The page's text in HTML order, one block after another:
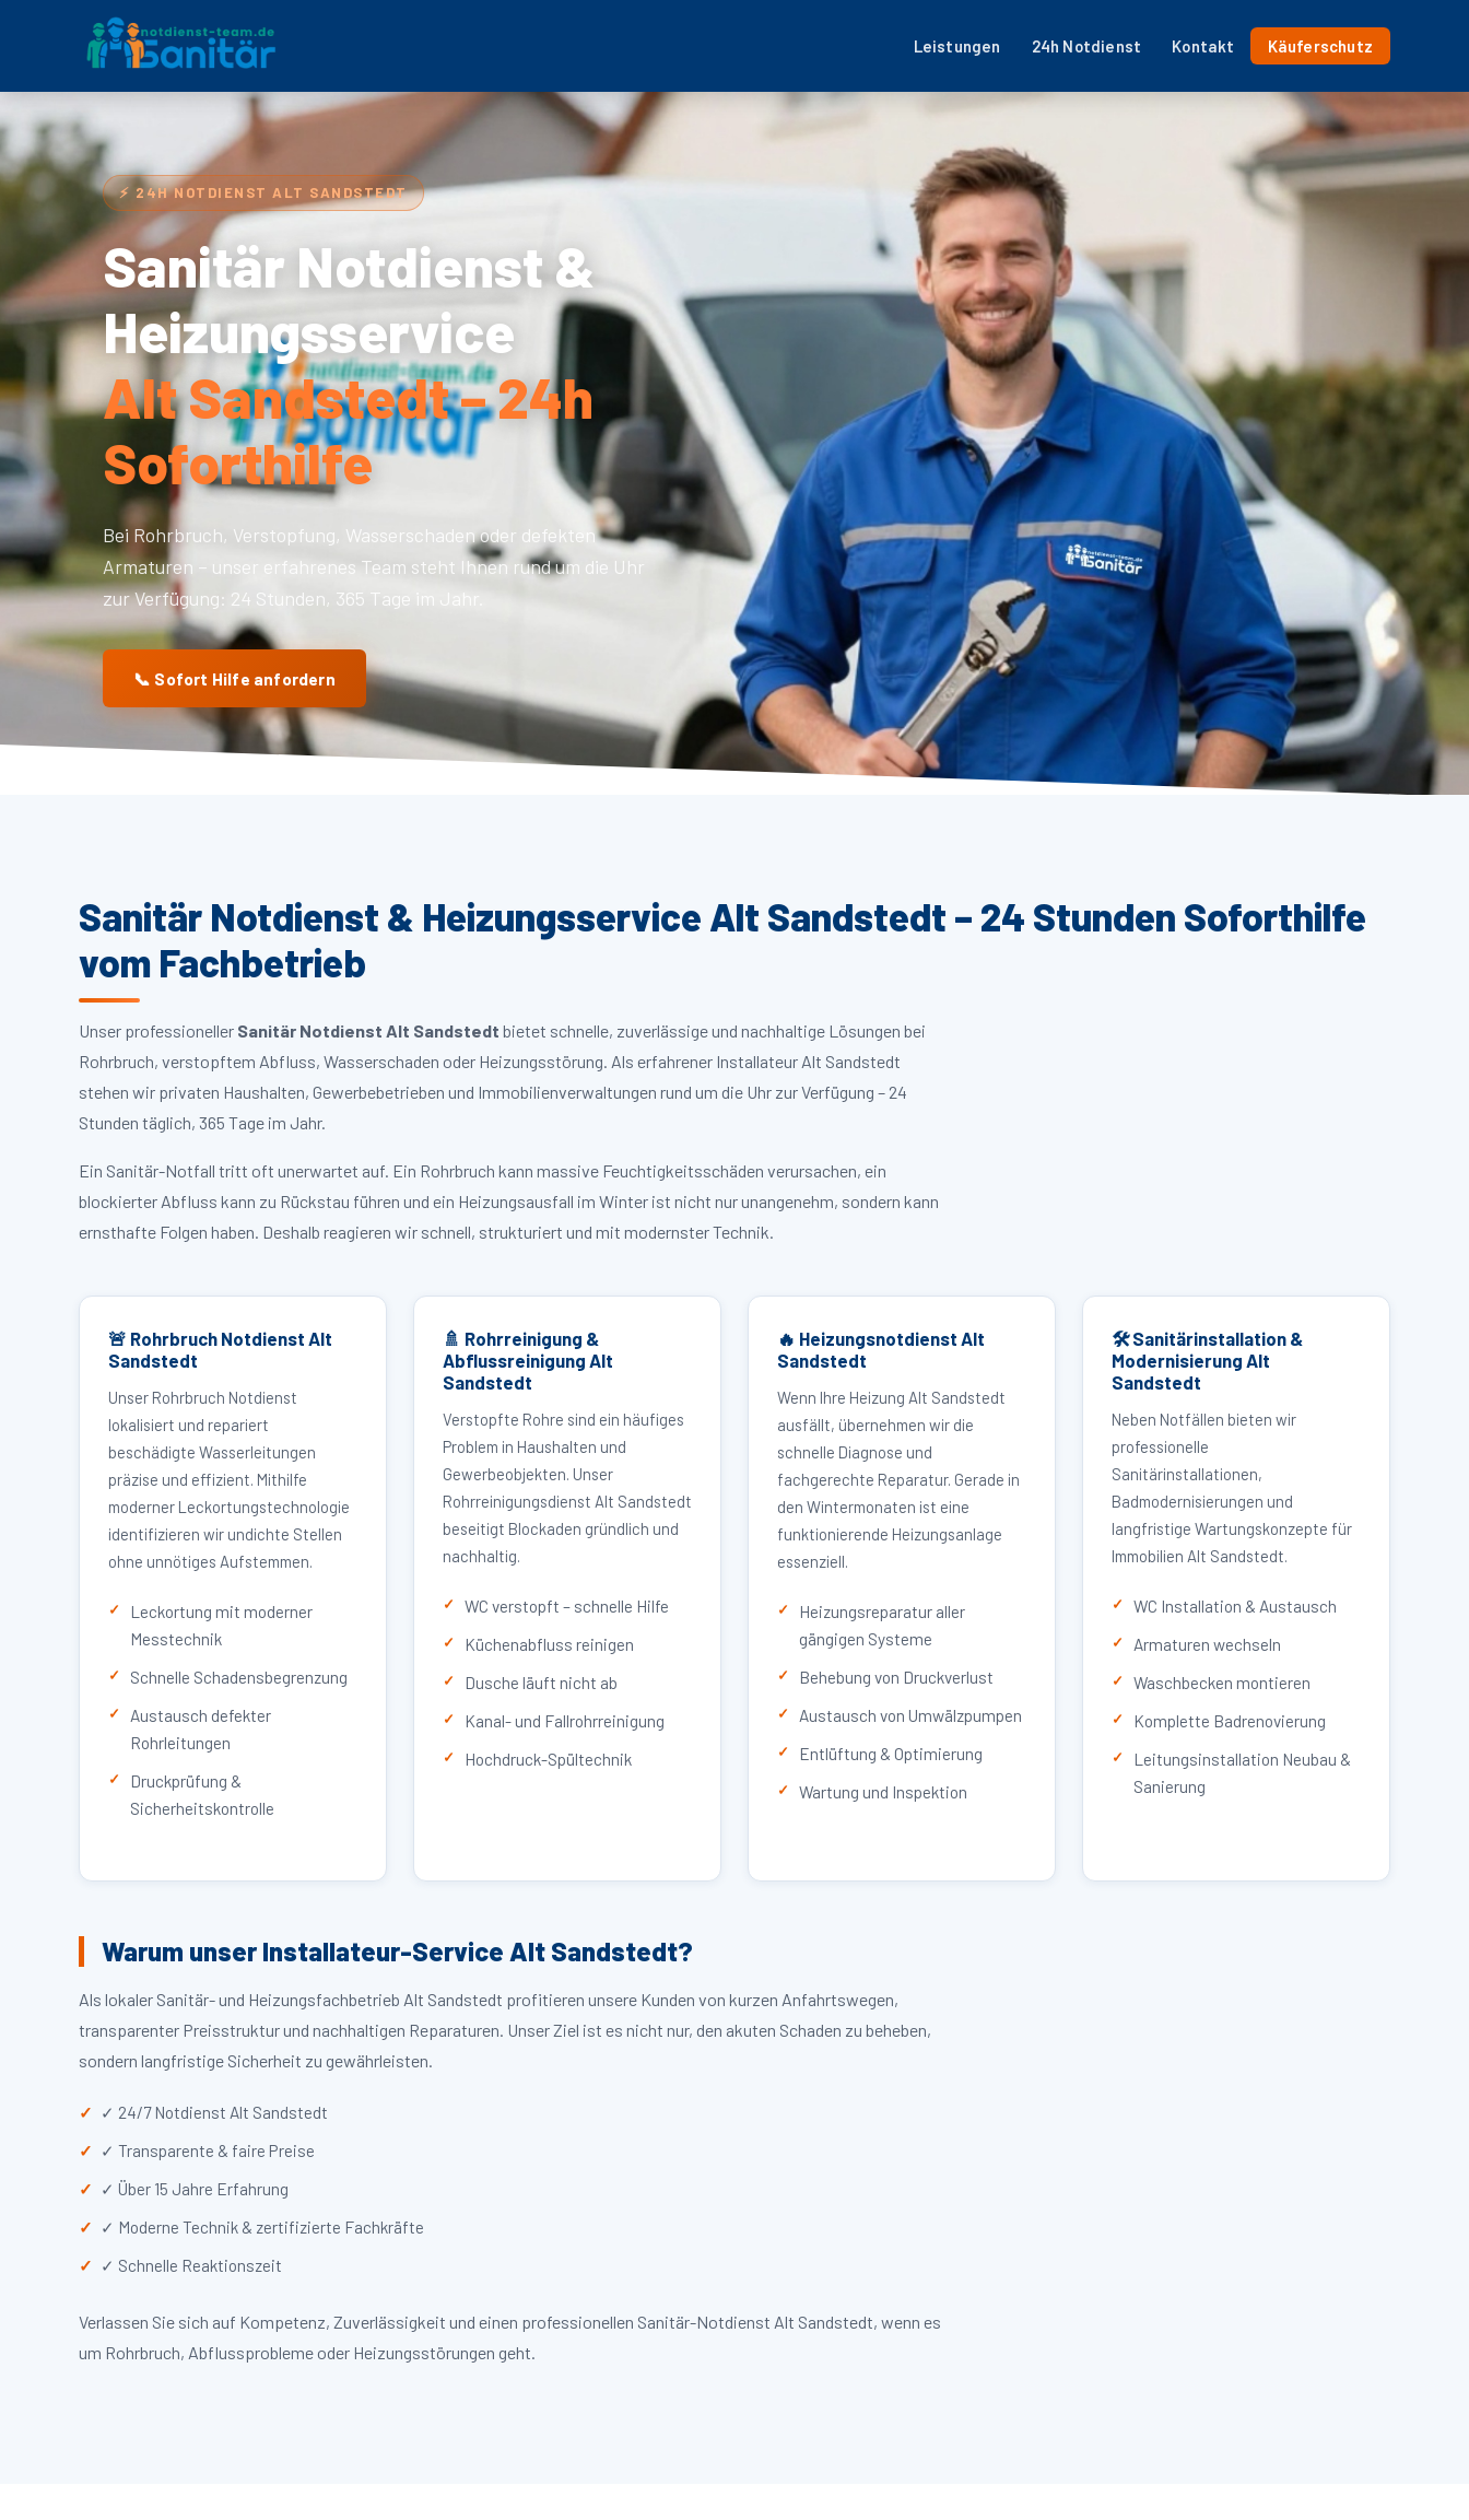
Leistungen 24h Notdienst Kontakt Käuferschutz
⚡ 24H NOTDIENST ALT SANDSTEDT
Sanitär Notdienst &
Heizungsservice
Alt Sandstedt – 24h
Soforthilfe
Bei Rohrbruch, Verstopfung, Wasserschaden oder defekten
Armaturen – unser erfahrenes Team steht Ihnen rund um die Uhr
zur Verfügung: 24 Stunden, 365 Tage im Jahr.
📞 Sofort Hilfe anfordern
Sanitär Notdienst & Heizungsservice Alt Sandstedt – 24 Stunden Soforthilfe
vom Fachbetrieb
Unser professioneller Sanitär Notdienst Alt Sandstedt bietet schnelle, zuverlässige und nachhaltige Lösungen bei
Rohrbruch, verstopftem Abfluss, Wasserschaden oder Heizungsstörung. Als erfahrener Installateur Alt Sandstedt
stehen wir privaten Haushalten, Gewerbebetrieben und Immobilienverwaltungen rund um die Uhr zur Verfügung – 24
Stunden täglich, 365 Tage im Jahr.
Ein Sanitär-Notfall tritt oft unerwartet auf. Ein Rohrbruch kann massive Feuchtigkeitsschäden verursachen, ein
blockierter Abfluss kann zu Rückstau führen und ein Heizungsausfall im Winter ist nicht nur unangenehm, sondern kann
ernsthafte Folgen haben. Deshalb reagieren wir schnell, strukturiert und mit modernster Technik.
🚨 Rohrbruch Notdienst Alt
Sandstedt
Unser Rohrbruch Notdienst
lokalisiert und repariert
beschädigte Wasserleitungen
präzise und effizient. Mithilfe
moderner Leckortungstechnologie
identifizieren wir undichte Stellen
ohne unnötiges Aufstemmen.
Leckortung mit moderner
Messtechnik
Schnelle Schadensbegrenzung
Austausch defekter
Rohrleitungen
Druckprüfung &
Sicherheitskontrolle
🚿 Rohrreinigung &
Abflussreinigung Alt
Sandstedt
Verstopfte Rohre sind ein häufiges
Problem in Haushalten und
Gewerbeobjekten. Unser
Rohrreinigungsdienst Alt Sandstedt
beseitigt Blockaden gründlich und
nachhaltig.
WC verstopft – schnelle Hilfe
Küchenabfluss reinigen
Dusche läuft nicht ab
Kanal- und Fallrohrreinigung
Hochdruck-Spültechnik
🔥 Heizungsnotdienst Alt
Sandstedt
Wenn Ihre Heizung Alt Sandstedt
ausfällt, übernehmen wir die
schnelle Diagnose und
fachgerechte Reparatur. Gerade in
den Wintermonaten ist eine
funktionierende Heizungsanlage
essenziell.
Heizungsreparatur aller
gängigen Systeme
Behebung von Druckverlust
Austausch von Umwälzpumpen
Entlüftung & Optimierung
Wartung und Inspektion
🛠 Sanitärinstallation &
Modernisierung Alt
Sandstedt
Neben Notfällen bieten wir
professionelle
Sanitärinstallationen,
Badmodernisierungen und
langfristige Wartungskonzepte für
Immobilien Alt Sandstedt.
WC Installation & Austausch
Armaturen wechseln
Waschbecken montieren
Komplette Badrenovierung
Leitungsinstallation Neubau &
Sanierung
Warum unser Installateur-Service Alt Sandstedt?
Als lokaler Sanitär- und Heizungsfachbetrieb Alt Sandstedt profitieren unsere Kunden von kurzen Anfahrtswegen,
transparenter Preisstruktur und nachhaltigen Reparaturen. Unser Ziel ist es nicht nur, den akuten Schaden zu beheben,
sondern langfristige Sicherheit zu gewährleisten.
✓ 24/7 Notdienst Alt Sandstedt
✓ Transparente & faire Preise
✓ Über 15 Jahre Erfahrung
✓ Moderne Technik & zertifizierte Fachkräfte
✓ Schnelle Reaktionszeit
Verlassen Sie sich auf Kompetenz, Zuverlässigkeit und einen professionellen Sanitär-Notdienst Alt Sandstedt, wenn es
um Rohrbruch, Abflussprobleme oder Heizungsstörungen geht.